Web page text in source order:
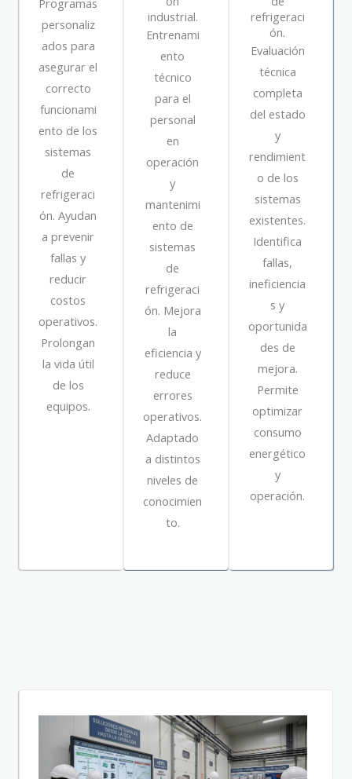
personaliz
ados para
asegurar el
correcto
funcionami
ento de los
sistemas
de
refrigeraci
ón. Ayudan
a prevenir
fallas y
reducir
costos
operativos.
Prolongan
la vida útil
de los
equipos.
industrial.
Entrenami
ento
técnico
para el
personal
en
operación
y
mantenimi
ento de
sistemas
de
refrigeraci
ón. Mejora
la
eficiencia y
reduce
errores
operativos.
Adaptado
a distintos
niveles de
conocimien
to.
refrigeraci
ón.
Evaluación
técnica
completa
del estado
y
rendimient
o de los
sistemas
existentes.
Identifica
fallas,
ineficiencia
s y
oportunida
des de
mejora.
Permite
optimizar
consumo
energético
y
operación.